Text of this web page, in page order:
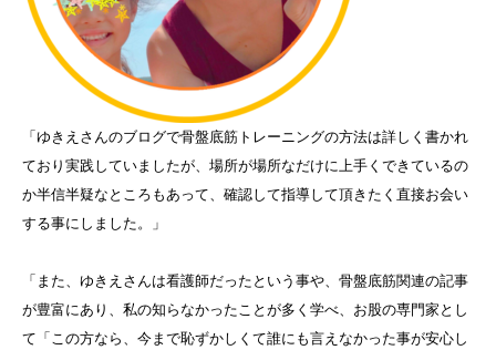
「ゆきえさんのブログで骨盤底筋トレーニングの方法は詳しく書かれ
ており実践していましたが、場所が場所なだけに上手くできているの
か半信半疑なところもあって、確認して指導して頂きたく直接お会い
する事にしました。」
「また、ゆきえさんは看護師だったという事や、骨盤底筋関連の記事
が豊富にあり、私の知らなかったことが多く学べ、お股の専門家とし
て「この方なら、今まで恥ずかしくて誰にも言えなかった事が安心し